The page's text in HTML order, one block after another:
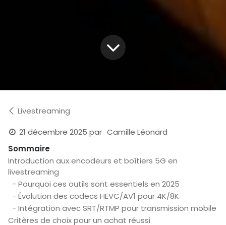
Livestreaming
21 décembre 2025 par Camille Léonard
Sommaire
Introduction aux encodeurs et boîtiers 5G en
livestreaming
- Pourquoi ces outils sont essentiels en 2025
- Évolution des codecs HEVC/AV1 pour 4K/8K
- Intégration avec SRT/RTMP pour transmission mobile
Critères de choix pour un achat réussi